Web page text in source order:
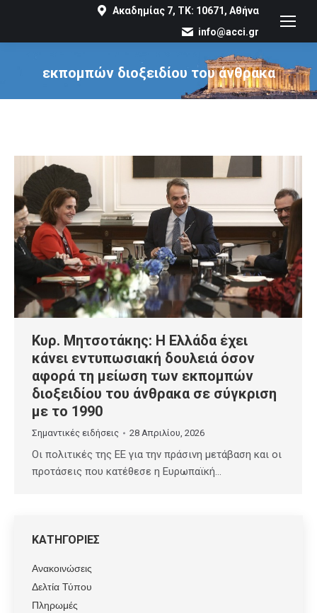
Ακαδημίας 7, ΤΚ: 10671, Αθήνα
info@acci.gr
εκπομπών διοξειδίου του άνθρακα
You are here:
Κυρ. Μητσοτάκης: Η Ελλάδα έχει
κάνει εντυπωσιακή δουλειά όσον
αφορά τη μείωση των εκπομπών
διοξειδίου του άνθρακα σε σύγκριση
με το 1990
Σημαντικές ειδήσεις 28 Απριλίου, 2026
Οι πολιτικές της ΕΕ για την πράσινη μετάβαση και οι
προτάσεις που κατέθεσε η Ευρωπαϊκή…
ΚΑΤΗΓΟΡΙΕΣ
Ανακοινώσεις
Δελτία Τύπου
Πληρωμές